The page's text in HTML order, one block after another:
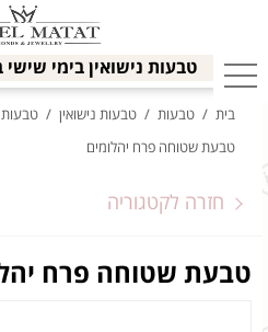
טבעות נישואין בימי
בית / טבעות / טבעות נישואין / טבעות
טבעת שטוחה פרח יהלומים
חזרה לקטגוריה
טבעת שטוחה פרח